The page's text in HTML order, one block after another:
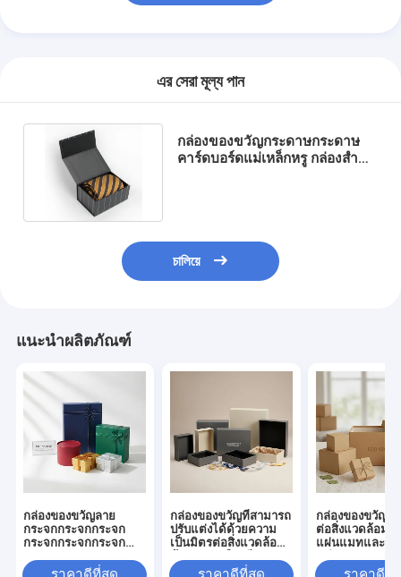
এর সেরা মূল্য পান
กล่องของขวัญกระดาษกระดาษ
คาร์ดบอร์ดแม่เหล็กหรู กล่องสําห
চালিয়ে
แนะนำผลิตภัณฑ์
กล่องของขวัญลาย
กระจกกระจกกระจก
กระจกกระจกกระจก
กระจกกระจกกระจก
กล่องของขวัญที่สามารถ
ปรับแต่งได้ด้วยความ
เป็นมิตรต่อสิ่งแวดล้อม
เพื่อการบรรจุและการนํา
กล่องของขวัญที่
ต่อสิ่งแวดล้อมที่
แผ่นแมทและขน
ขวัญที่หรูหรา